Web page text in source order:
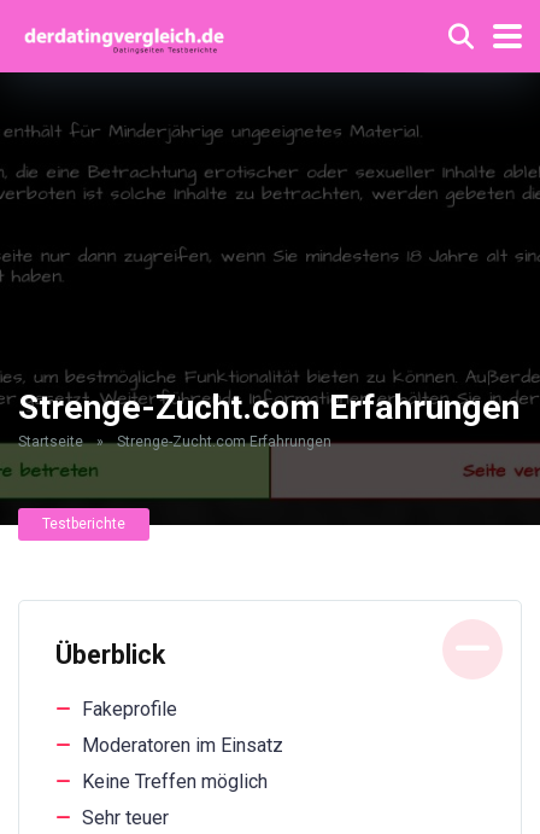
Strenge-Zucht.com Erfahrungen
Startseite » Strenge-Zucht.com Erfahrungen
Testberichte
Überblick
Fakeprofile
Moderatoren im Einsatz
Keine Treffen möglich
Sehr teuer